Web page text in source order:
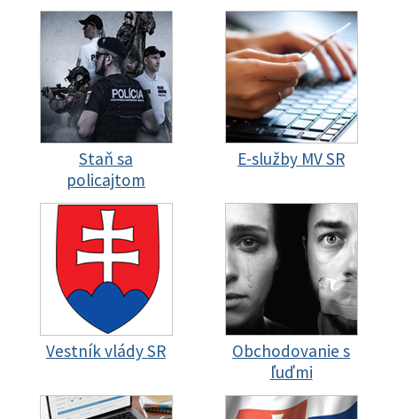
Staň sa
policajtom
E-služby MV SR
Vestník vlády SR
Obchodovanie s
ľuďmi